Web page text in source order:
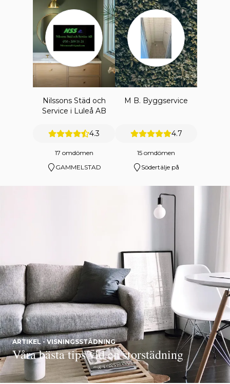
Nilssons Städ och
Service i Luleå AB
4.3
17 omdömen
GAMMELSTAD
M B. Byggservice
4.7
15 omdömen
Södertälje på
ARTIKEL - VISNINGSSTÄDNING
Våra bästa tips vid en storstädning